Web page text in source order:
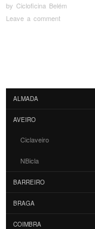
by Cicloficina Belém
Leave a comment
ALMADA
AVEIRO
Ciclaveiro
NBicla
BARREIRO
BRAGA
COIMBRA